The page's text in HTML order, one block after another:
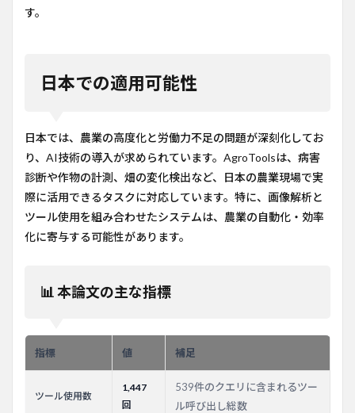
す。
日本での適用可能性
日本では、農業の高度化と労働力不足の問題が深刻化してお
り、AI技術の導入が求められています。AgroToolsは、病害
診断や作物の計測、畑の変化検出など、日本の農業現場で実
際に活用できるタスクに対応しています。特に、画像解析と
ツール使用を組み合わせたシステムは、農業の自動化・効率
化に寄与する可能性があります。
📊 本論文の主な指標
指標 値 補足
ツール使用数
1,447
回
539件のクエリに含まれるツー
ル呼び出し総数